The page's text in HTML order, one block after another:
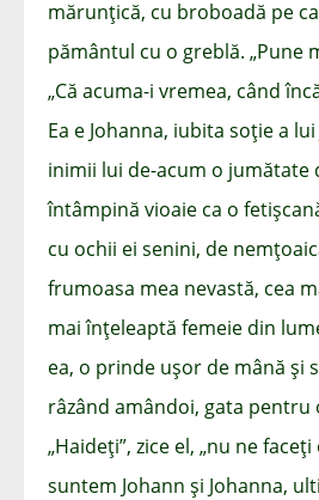
mărunțică, cu broboadă pe
pământul cu o greblă. „Pune
„Că acuma-i vremea, când
Ea e Johanna, iubita soție a
inimii lui de-acum o jumătate
întâmpină vioaie ca o
cu ochii ei senini, de
frumoasa mea nevastă, cea
mai înțeleaptă femeie din
ea, o prinde ușor de mână și
râzând amândoi, gata pentru
„Haideți”, zice el, „nu ne
suntem Johann și Johanna,